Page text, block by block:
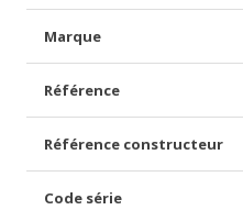
Marque
Référence
Référence constructeur
Code série